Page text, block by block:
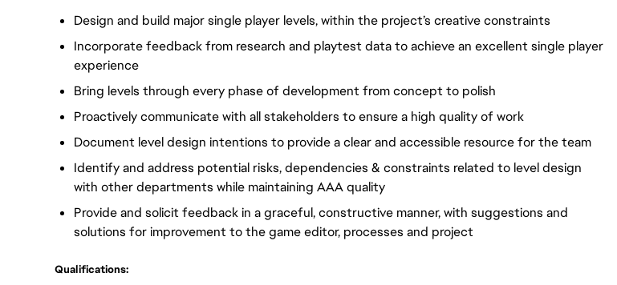
Design and build major single player levels, within the project’s creative constraints
Incorporate feedback from research and playtest data to achieve an excellent single player
experience
Bring levels through every phase of development from concept to polish
Proactively communicate with all stakeholders to ensure a high quality of work
Document level design intentions to provide a clear and accessible resource for the team
Identify and address potential risks, dependencies & constraints related to level design
with other departments while maintaining AAA quality
Provide and solicit feedback in a graceful, constructive manner, with suggestions and
solutions for improvement to the game editor, processes and project
Qualifications: